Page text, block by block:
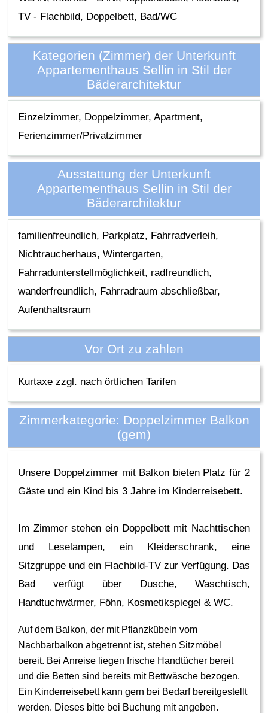
TV - Flachbild, Doppelbett, Bad/WC
Kategorien (Zimmer) der Unterkunft
Appartementhaus Sellin in Stil der
Bäderarchitektur
Einzelzimmer, Doppelzimmer, Apartment,
Ferienzimmer/Privatzimmer
Ausstattung der Unterkunft
Appartementhaus Sellin in Stil der
Bäderarchitektur
familienfreundlich, Parkplatz, Fahrradverleih,
Nichtraucherhaus, Wintergarten,
Fahrradunterstellmöglichkeit, radfreundlich,
wanderfreundlich, Fahrradraum abschließbar,
Aufenthaltsraum
Vor Ort zu zahlen
Kurtaxe zzgl. nach örtlichen Tarifen
Zimmerkategorie: Doppelzimmer Balkon
(gem)
Unsere Doppelzimmer mit Balkon bieten Platz für 2
Gäste und ein Kind bis 3 Jahre im Kinderreisebett.
Im Zimmer stehen ein Doppelbett mit Nachttischen
und Leselampen, ein Kleiderschrank, eine
Sitzgruppe und ein Flachbild-TV zur Verfügung. Das
Bad verfügt über Dusche, Waschtisch,
Handtuchwärmer, Föhn, Kosmetikspiegel & WC.
Auf dem Balkon, der mit Pflanzkübeln vom
Nachbarbalkon abgetrennt ist, stehen Sitzmöbel
bereit. Bei Anreise liegen frische Handtücher bereit
und die Betten sind bereits mit Bettwäsche bezogen.
Ein Kinderreisebett kann gern bei Bedarf bereitgestellt
werden. Dieses bitte bei Buchung mit angeben.